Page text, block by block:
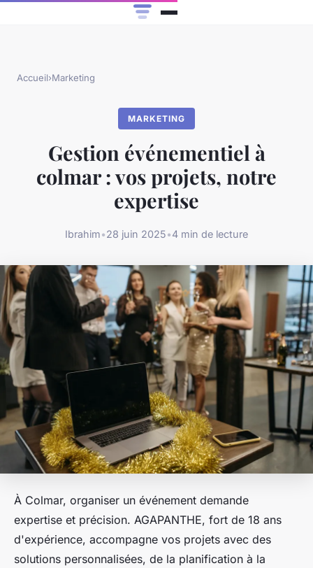
Accueil›Marketing
MARKETING
Gestion événementiel à
colmar : vos projets, notre
expertise
Ibrahim•28 juin 2025•4 min de lecture
À Colmar, organiser un événement demande
expertise et précision. AGAPANTHE, fort de 18 ans
d'expérience, accompagne vos projets avec des
solutions personnalisées, de la planification à la